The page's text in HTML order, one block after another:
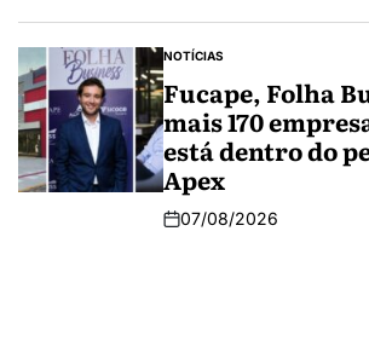
NOTÍCIAS
Fucape, Folha
mais 170
está dentro do
Apex
07/08/2026